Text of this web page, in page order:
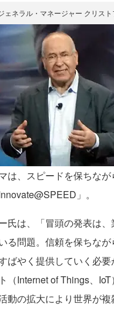
ェネラル・マネージャー クリス
は、スピードを保ちなが
」。
氏は、「冒頭の発表は、
る問題。信頼を保ちな
ばやく提供していく必
（Internet of Things、
動の拡大により世界が